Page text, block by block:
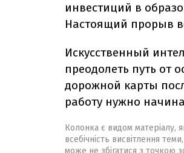
инвестиций в
Настоящий прорыв
Искусственный
преодолеть путь
дорожной карты
работу нужно
Колонка є видом матеріалу,
всебічність висвітлення
може не збігатися з точкою